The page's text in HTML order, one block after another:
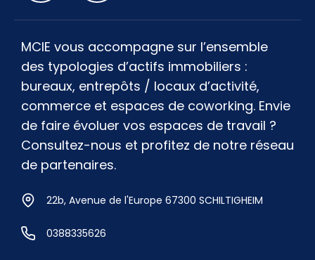
MCIE vous accompagne sur l’ensemble
des typologies d’actifs immobiliers :
bureaux, entrepôts / locaux d’activité,
commerce et espaces de coworking. Envie
de faire évoluer vos espaces de travail ?
Consultez-nous et profitez de notre réseau
de partenaires.
22b, Avenue de l'Europe 67300 SCHILTIGHEIM
0388335626